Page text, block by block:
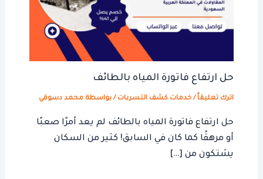
حل ارتفاع فاتورة المياه بالطائف
اترك تعليقاً /خدمات كشف التسربات/ بواسطة محمد دسوقي
حل ارتفاع فاتورة المياه بالطائف لم يعد أمرًا صعبًا
أو مرهقًا كما كان في السابق! كثير من السكان
يشتكون من […]